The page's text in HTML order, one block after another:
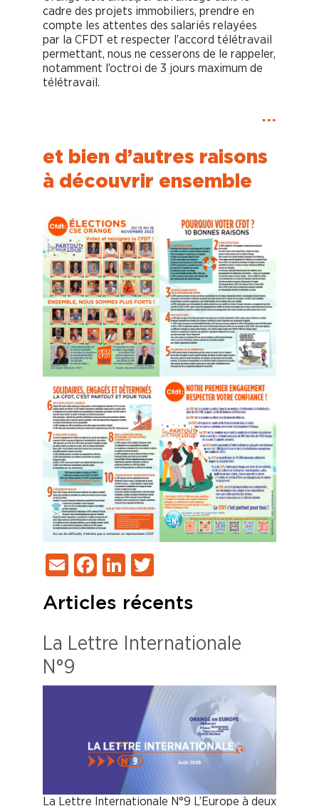
cadre des projets immobiliers, prendre en
compte les attentes des salariés relayées
par la CFDT et respecter l’accord télétravail
permettant, nous ne cesserons de le rappeler,
notamment l’octroi de 3 jours maximum de
télétravail.
…
et bien d’autres raisons
à découvrir ensemble
EmailFacebook
LinkedIn
Articles récents
La Lettre Internationale
N°9
La Lettre Internationale N°9 L’Europe à deux